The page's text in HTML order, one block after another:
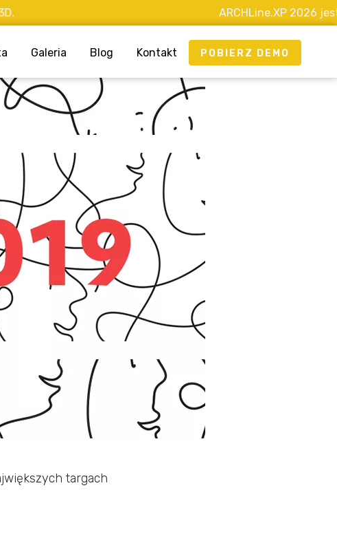
ARCHLine.XP 2026 jest
Galeria Blog Kontakt POBIERZ DEMO
targach